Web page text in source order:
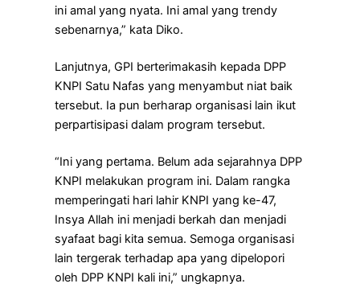
ini amal yang nyata. Ini amal yang trendy
sebenarnya,” kata Diko.
Lanjutnya, GPI berterimakasih kepada DPP
KNPI Satu Nafas yang menyambut niat baik
tersebut. Ia pun berharap organisasi lain ikut
perpartisipasi dalam program tersebut.
“Ini yang pertama. Belum ada sejarahnya DPP
KNPI melakukan program ini. Dalam rangka
memperingati hari lahir KNPI yang ke-47,
Insya Allah ini menjadi berkah dan menjadi
syafaat bagi kita semua. Semoga organisasi
lain tergerak terhadap apa yang dipelopori
oleh DPP KNPI kali ini,” ungkapnya.